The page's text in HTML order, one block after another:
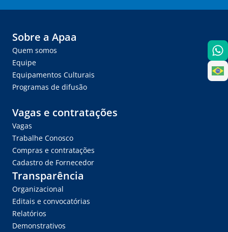
Sobre a Apaa
Quem somos
Equipe
Equipamentos Culturais
Programas de difusão
Vagas e contratações
Vagas
Trabalhe Conosco
Compras e contratações
Cadastro de Fornecedor
Transparência
Organizacional
Editais e convocatórias
Relatórios
Demonstrativos